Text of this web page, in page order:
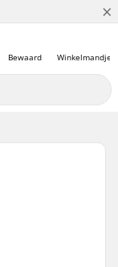
×
Winkelmandje
Bewaard